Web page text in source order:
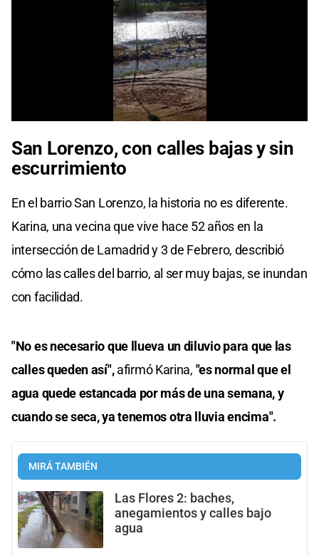
of
seconds
San Lorenzo, con calles bajas y sin
escurrimiento
En el barrio San Lorenzo, la historia no es diferente.
Karina, una vecina que vive hace 52 años en la
intersección de Lamadrid y 3 de Febrero, describió
cómo las calles del barrio, al ser muy bajas, se inundan
con facilidad.
"No es necesario que llueva un diluvio para que las
calles queden así",afirmó Karina, "es normal que el
agua quede estancada por más de una semana, y
cuando se seca, ya tenemos otra lluvia encima".
MIRÁ TAMBIÉN
Las Flores 2: baches,
anegamientos y calles bajo
agua